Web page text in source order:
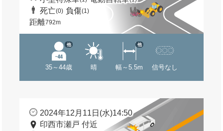
死亡(0) 負傷(1)
距離792m
35～44歳
他
晴 幅～5.5m
他
信号なし
2024年12月11日(水)14:50
印西市瀬戸 付近